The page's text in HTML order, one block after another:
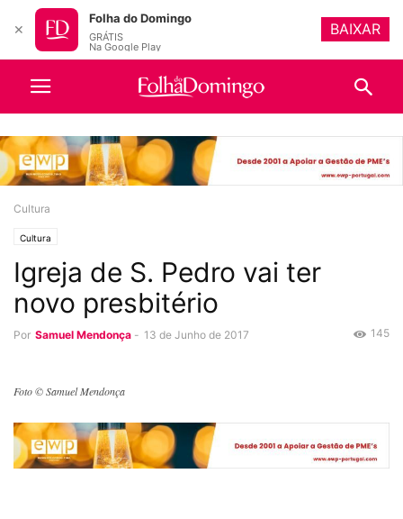
Cultura
Cultura
Igreja de S. Pedro vai ter
novo presbitério
Por Samuel Mendonça - 13 de Junho de 2017 145
Foto © Samuel Mendonça
✕
Folha do Domingo
GRÁTIS
Na Google Play
BAIXAR